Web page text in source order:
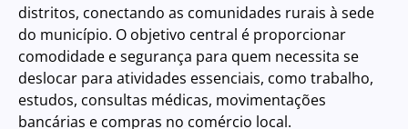
distritos, conectando as comunidades rurais à sede
do município. O objetivo central é proporcionar
comodidade e segurança para quem necessita se
deslocar para atividades essenciais, como trabalho,
estudos, consultas médicas, movimentações
bancárias e compras no comércio local.